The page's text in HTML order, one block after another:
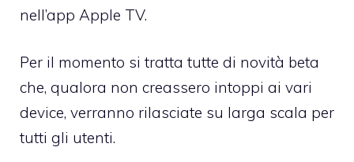
nell’app Apple TV.
Per il momento si tratta tutte di novità beta
che, qualora non creassero intoppi ai vari
device, verranno rilasciate su larga scala per
tutti gli utenti.